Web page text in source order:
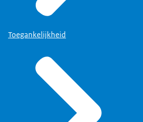
Toegankelijkheid